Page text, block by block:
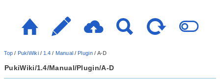
Top / PukiWiki / 1.4 / Manual / Plugin / A-D
PukiWiki/1.4/Manual/Plugin/A-D